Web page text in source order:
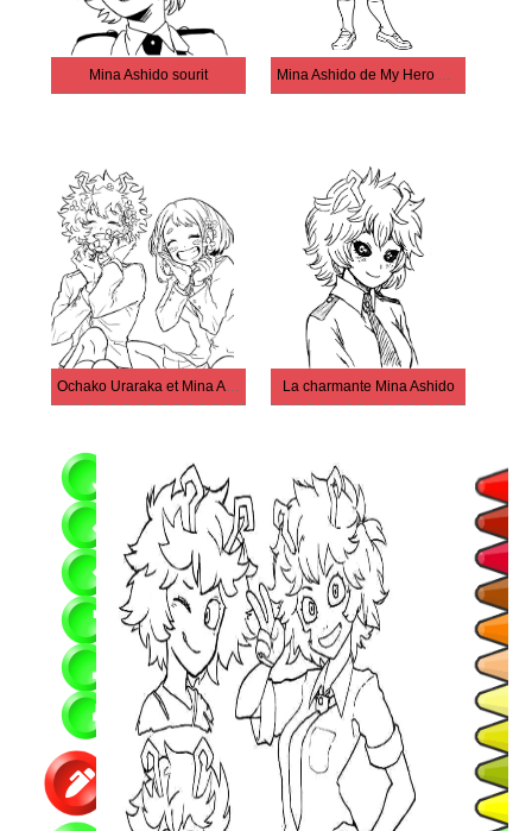
Mina Ashido sourit Mina Ashido de My Hero Academia
Ochako Uraraka et Mina Ashido La charmante Mina Ashido